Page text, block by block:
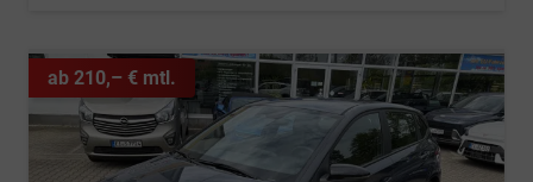
ab 210,– € mtl.